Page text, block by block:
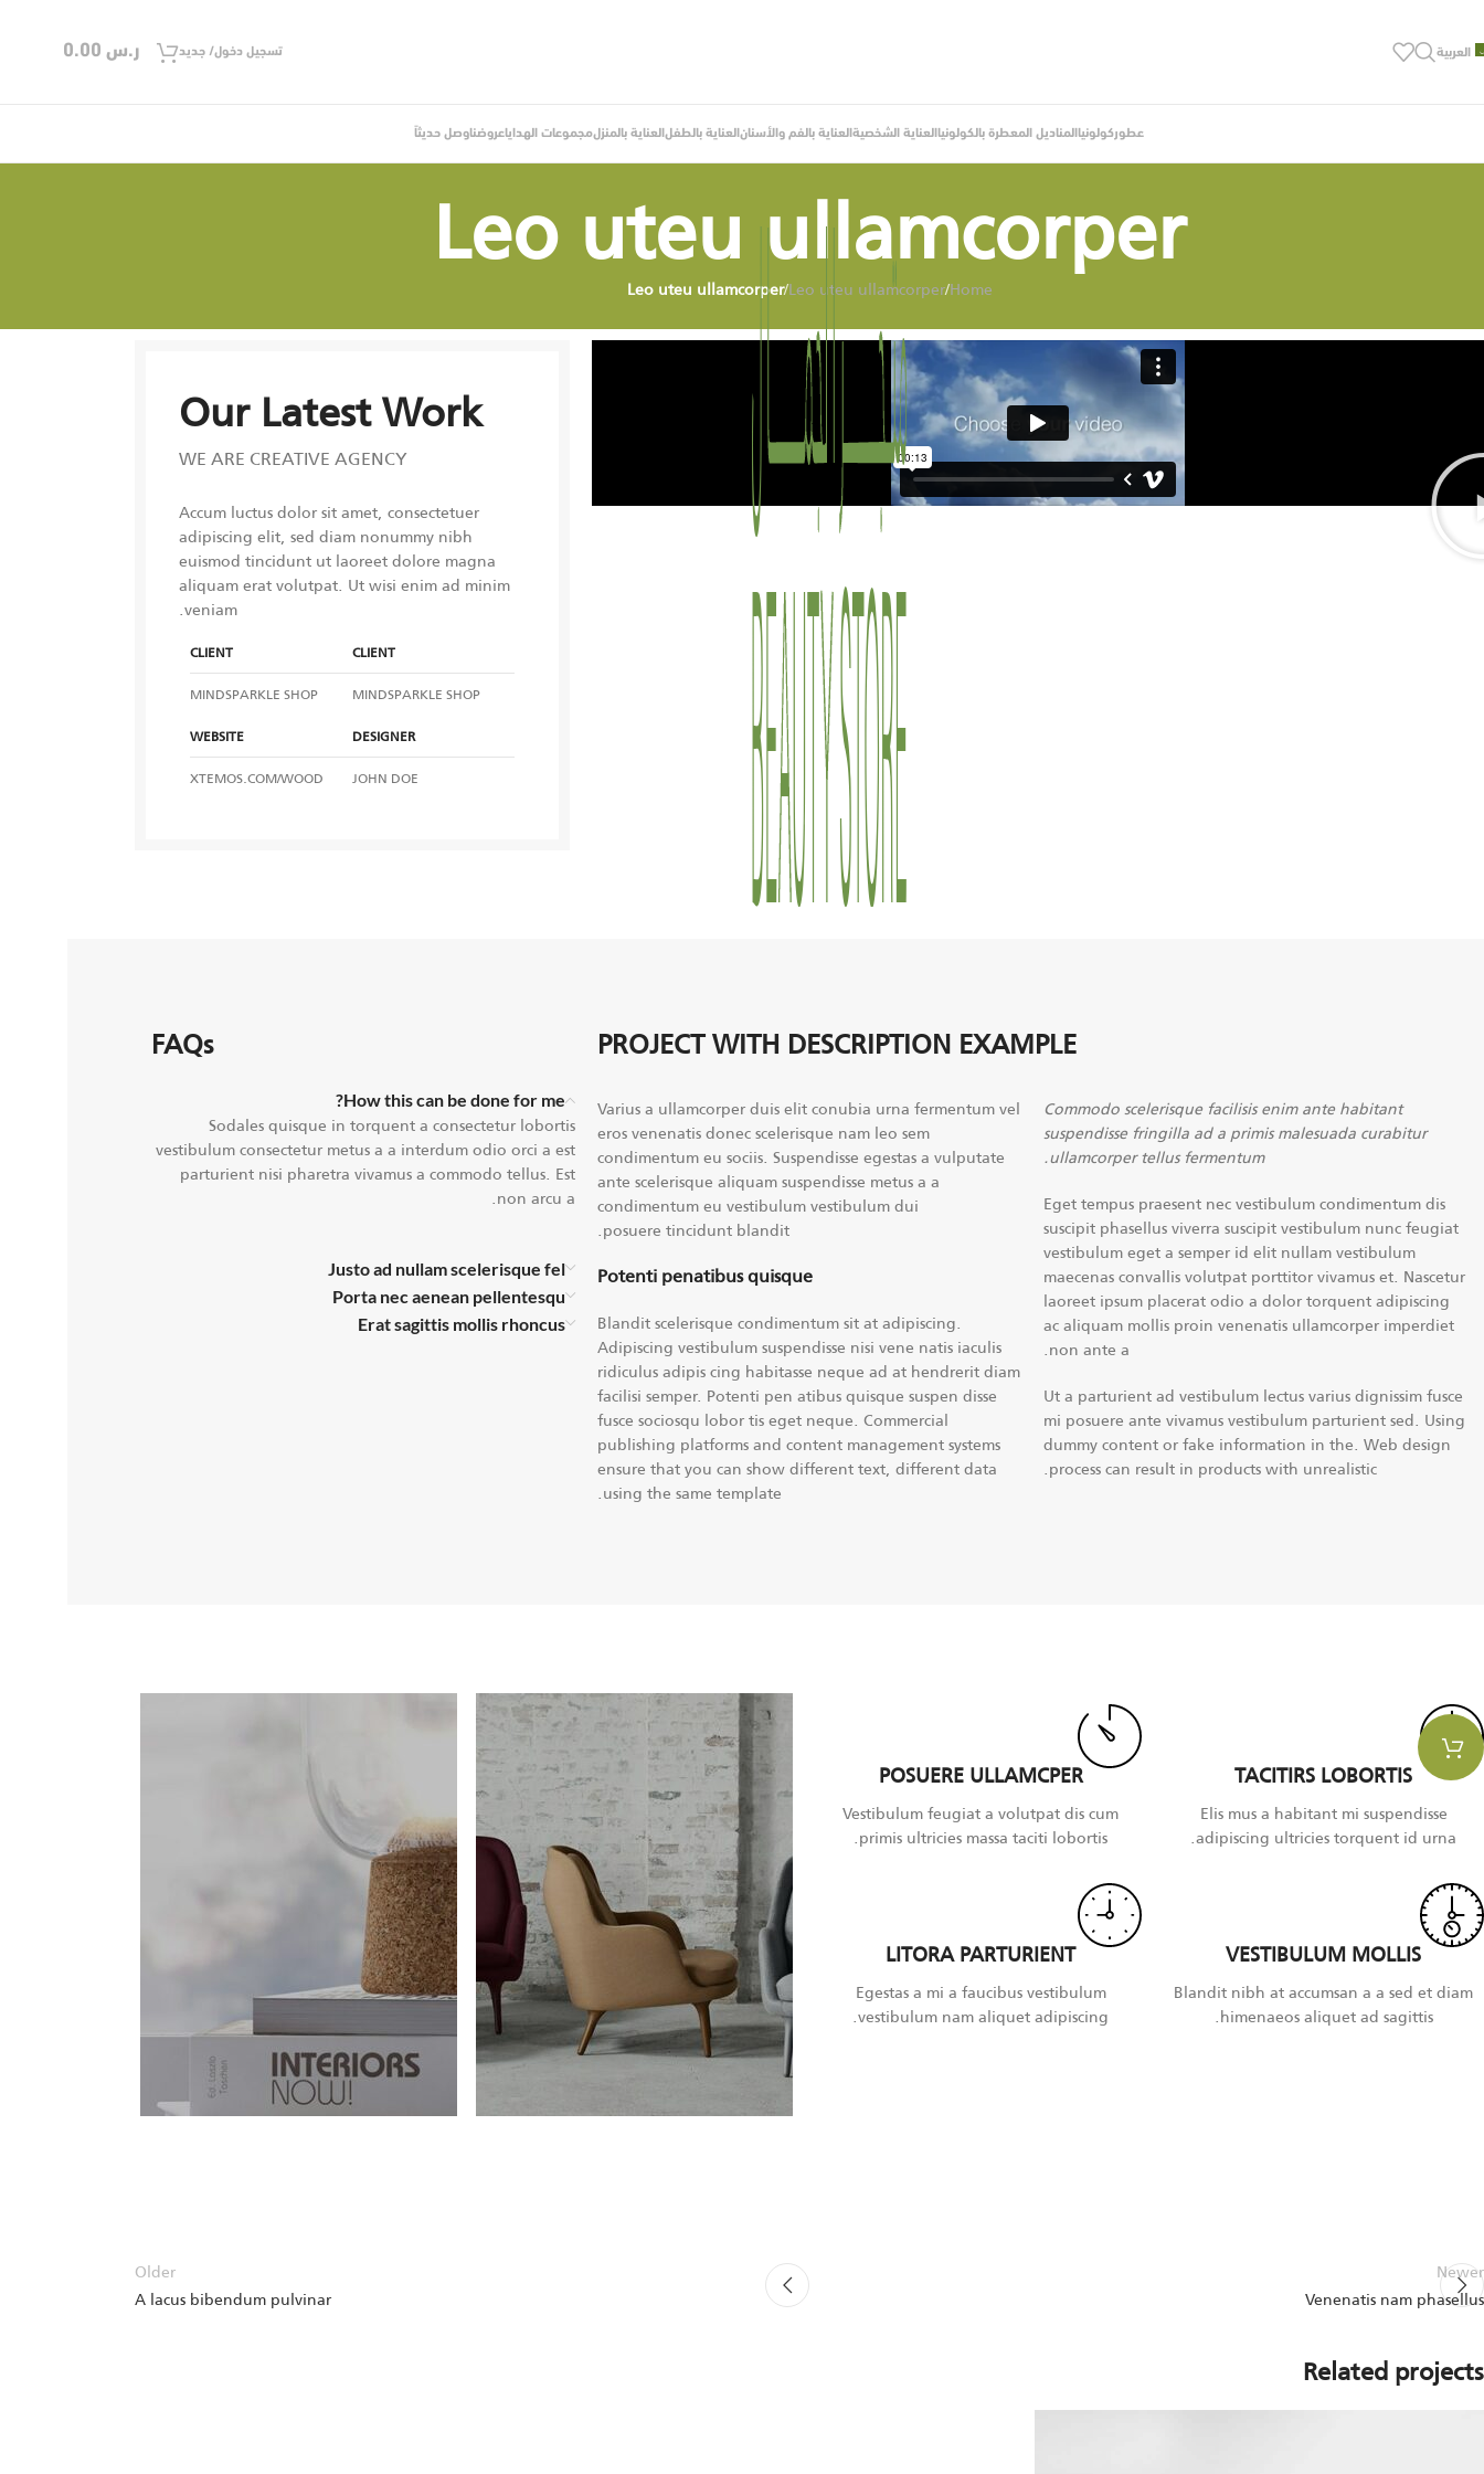
العربية تسجيل دخول/ جديد ر.س0.00
عطوركولونيا المناديل المعطرة بالكولونيا العناية الشخصيةالعناية بالفم والأسنانالعناية بالطفلالعناية بالمنزلمجموعات الهداياعروضناوصل حديثاً
Leo uteu ullamcorper
Home
/
Leo uteu ullamcorper
/
Leo uteu ullamcorper
Our Latest Work
WE ARE CREATIVE AGENCY
Accum luctus dolor sit amet, consectetuer
adipiscing elit, sed diam nonummy nibh
euismod tincidunt ut laoreet dolore magna
aliquam erat volutpat. Ut wisi enim ad minim
veniam.
CLIENT
MINDSPARKLE SHOP
CLIENT
MINDSPARKLE SHOP
DESIGNER
JOHN DOE
WEBSITE
XTEMOS.COM/WOOD
PROJECT WITH DESCRIPTION EXAMPLE
Commodo scelerisque facilisis enim ante habitant
suspendisse fringilla ad a primis malesuada curabitur
ullamcorper tellus fermentum.
Eget tempus praesent nec vestibulum condimentum dis
suscipit phasellus viverra suscipit vestibulum nunc feugiat
vestibulum eget a semper id elit nullam vestibulum
maecenas convallis volutpat porttitor vivamus et. Nascetur
laoreet ipsum placerat odio a dolor torquent adipiscing
ac aliquam mollis proin venenatis ullamcorper imperdiet
non ante a.
Ut a parturient ad vestibulum lectus varius dignissim fusce
mi posuere ante vivamus vestibulum parturient sed. Using
dummy content or fake information in the. Web design
process can result in products with unrealistic.
Varius a ullamcorper duis elit conubia urna fermentum vel
eros venenatis donec scelerisque nam leo sem
condimentum eu sociis. Suspendisse egestas a vulputate
ante scelerisque aliquam suspendisse metus a a
condimentum eu vestibulum vestibulum dui
posuere tincidunt blandit.
Potenti penatibus quisque
Blandit scelerisque condimentum sit at adipiscing.
Adipiscing vestibulum suspendisse nisi vene natis iaculis
ridiculus adipis cing habitasse neque ad at hendrerit diam
facilisi semper. Potenti pen atibus quisque suspen disse
fusce sociosqu lobor tis eget neque. Commercial
publishing platforms and content management systems
ensure that you can show different text, different data
using the same template.
FAQs
How this can be done for me?
Sodales quisque in torquent a consectetur lobortis
vestibulum consectetur metus a a interdum odio orci a est
parturient nisi pharetra vivamus a commodo tellus. Est
non arcu a.
Justo ad nullam scelerisque fel
Porta nec aenean pellentesqu
Erat sagittis mollis rhoncus
TACITIRS LOBORTIS
Elis mus a habitant mi suspendisse
adipiscing ultricies torquent id urna.
VESTIBULUM MOLLIS
Blandit nibh at accumsan a a sed et diam
himenaeos aliquet ad sagittis.
POSUERE ULLAMCPER
Vestibulum feugiat a volutpat dis cum
primis ultricies massa taciti lobortis.
LITORA PARTURIENT
Egestas a mi a faucibus vestibulum
vestibulum nam aliquet adipiscing.
Newer
Venenatis nam phasellus
Older
A lacus bibendum pulvinar
Related projects